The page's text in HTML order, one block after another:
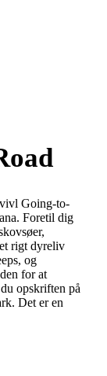
Going-to-
Foretil dig
rigt dyreliv
og
for at
opskriften på
Det er en